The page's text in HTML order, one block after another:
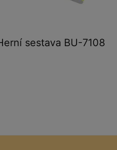
sestava BU-7108